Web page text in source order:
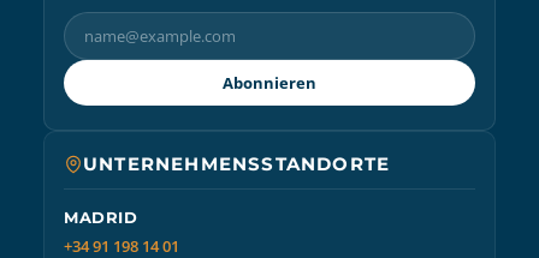
Abonnieren
UNTERNEHMENSSTANDORTE
MADRID
+34 91 198 14 01